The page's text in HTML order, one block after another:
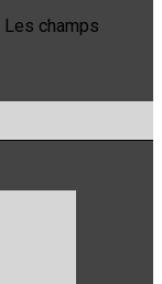
Les champs